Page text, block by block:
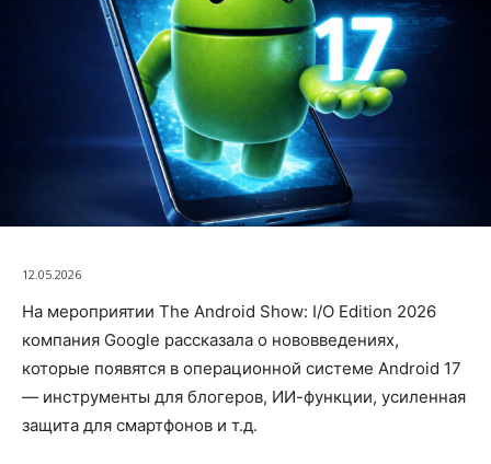
12.05.2026
На мероприятии The Android Show: I/O Edition 2026
компания Google рассказала о нововведениях,
которые появятся в операционной системе Android 17
— инструменты для блогеров, ИИ-функции, усиленная
защита для смартфонов и т.д.